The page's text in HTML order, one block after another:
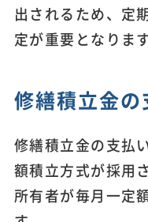
出されるため、定
定が重要となります
修繕積立金の
修繕積立金の支払
額積立方式が採用
所有者が毎月一定